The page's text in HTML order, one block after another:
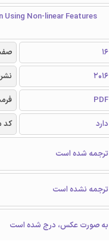
Using Non-linear Features
16
2016
PDF
دارد
ترجمه شده است
ترجمه نشده است
به صورت عکس، درج شده است